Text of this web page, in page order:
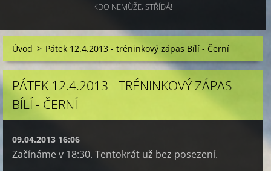
KDO NEMŮŽE, STŘÍDÁ!
Úvod > Pátek 12.4.2013 - tréninkový zápas Bílí - Černí
PÁTEK 12.4.2013 - TRÉNINKOVÝ ZÁPAS
BÍLÍ - ČERNÍ
09.04.2013 16:06
Začínáme v 18:30. Tentokrát už bez posezení.